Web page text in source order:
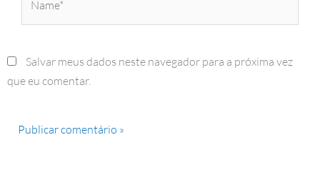
Salvar meus dados neste navegador para a próxima vez
que eu comentar.